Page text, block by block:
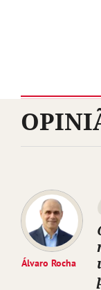
Álvaro Rocha